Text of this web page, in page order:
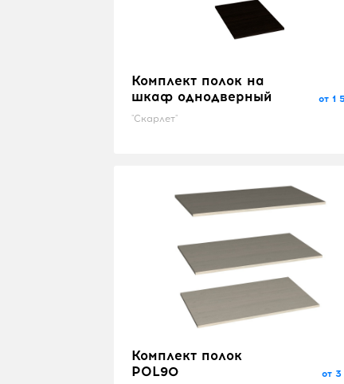
Комплект полок на
шкаф однодверный
"Скарлет"
от 1
Комплект полок
POL90
от 3